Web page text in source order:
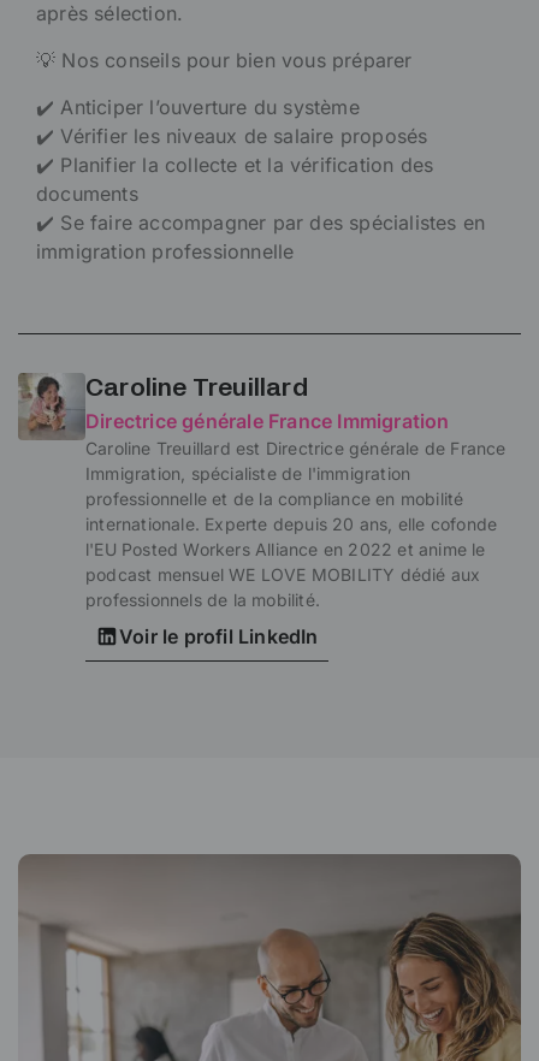
après sélection.
💡 Nos conseils pour bien vous préparer
✔️ Anticiper l’ouverture du système
✔️ Vérifier les niveaux de salaire proposés
✔️ Planifier la collecte et la vérification des
documents
✔️ Se faire accompagner par des spécialistes en
immigration professionnelle
Caroline Treuillard
Directrice générale France Immigration
Caroline Treuillard est Directrice générale de France
Immigration, spécialiste de l'immigration
professionnelle et de la compliance en mobilité
internationale. Experte depuis 20 ans, elle cofonde
l'EU Posted Workers Alliance en 2022 et anime le
podcast mensuel WE LOVE MOBILITY dédié aux
professionnels de la mobilité.
Voir le profil LinkedIn